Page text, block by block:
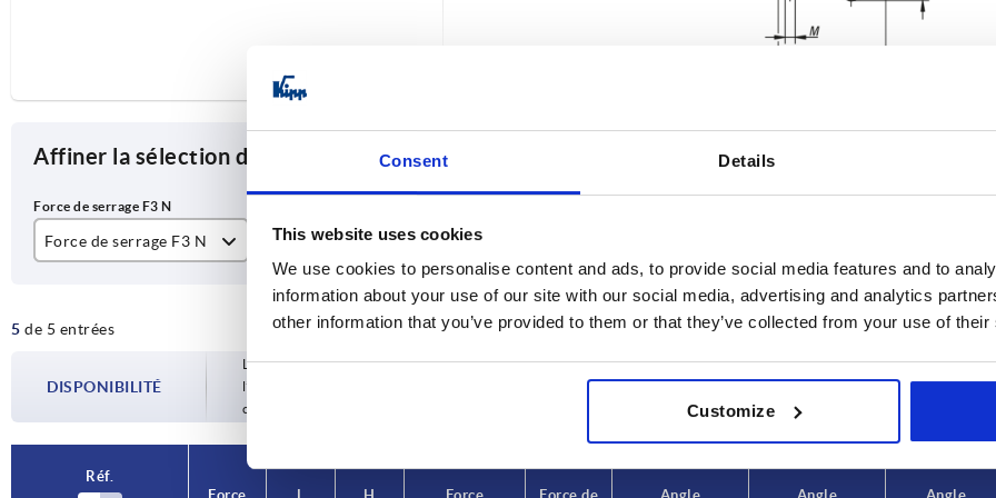
Consent Details
This website uses cookies
We use cookies to personalise content and ads, to provide social media features and to
information about your use of our site with our social media, advertising and analytics
other information that you’ve provided to them or that they’ve collected from your use of
Customize
Affiner la sélection des articles
Force de serrage F3 N
1150
1900
60
87
197
H
135
190
345
120
190
230
260
290
1500
2500
5500
5 de 5 entrées AGRANDIR LE TABLEAU
DISPONIBILITÉ
Les disponibilités sont mises à jour plusieurs fois par jour à intervalles réguliers. Lors de
l’étape finale, avant de finaliser votre commande, vous connaîtrez la date d’expédition
confirmée.
Réf.
Réf.